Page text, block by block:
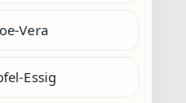
Vera
Essig